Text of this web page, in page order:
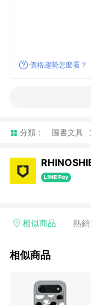
價格趨勢怎麼看？
分類： 圖書文具
相似商品 熱
相似商品